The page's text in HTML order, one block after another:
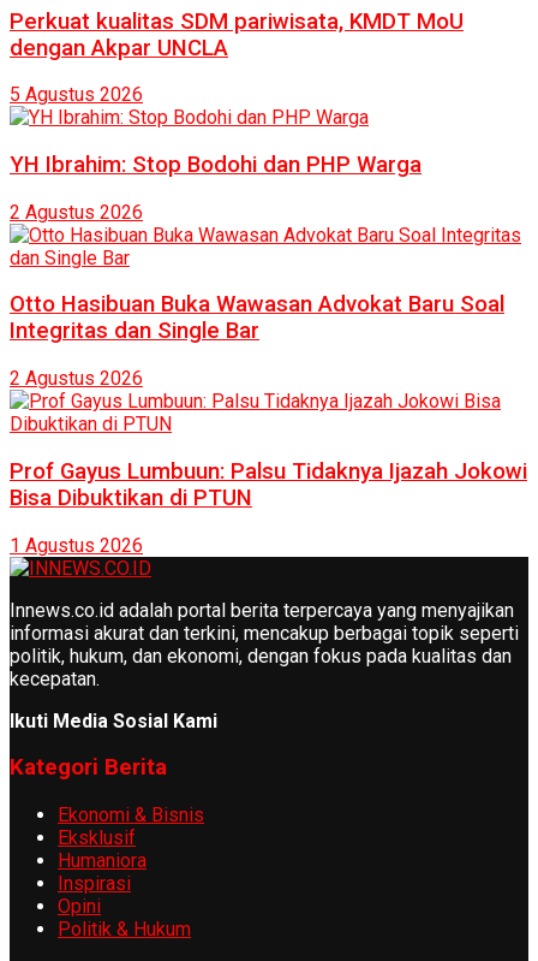
Perkuat kualitas SDM pariwisata, KMDT MoU
dengan Akpar UNCLA
5 Agustus 2026
YH Ibrahim: Stop Bodohi dan PHP Warga
2 Agustus 2026
Otto Hasibuan Buka Wawasan Advokat Baru Soal
Integritas dan Single Bar
2 Agustus 2026
Prof Gayus Lumbuun: Palsu Tidaknya Ijazah Jokowi
Bisa Dibuktikan di PTUN
1 Agustus 2026
Innews.co.id adalah portal berita terpercaya yang menyajikan
informasi akurat dan terkini, mencakup berbagai topik seperti
politik, hukum, dan ekonomi, dengan fokus pada kualitas dan
kecepatan.
Ikuti Media Sosial Kami
Kategori Berita
Ekonomi & Bisnis
Eksklusif
Humaniora
Inspirasi
Opini
Politik & Hukum